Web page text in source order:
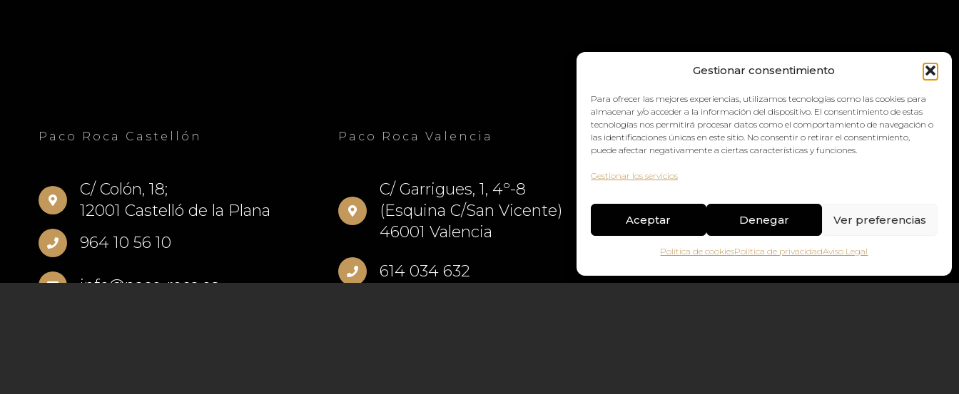
Gestionar consentimiento
Para ofrecer las mejores experiencias, utilizamos tecnologías como las cookies para
almacenar y/o acceder a la información del dispositivo. El consentimiento de estas
tecnologías nos permitirá procesar datos como el comportamiento de navegación o
las identificaciones únicas en este sitio. No consentir o retirar el consentimiento,
puede afectar negativamente a ciertas características y funciones.
Gestionar los servicios
Aceptar Denegar Ver preferencias
Política de cookiesPolítica de privacidadAviso Legal
Paco Roca Castellón
C/ Colón, 18;
12001 Castelló de la Plana
964 10 56 10
info@paco-roca.es
Paco Roca Valencia
C/ Garrigues, 1, 4º-8
(Esquina C/San Vicente)
46001 Valencia
614 034 632
Síguenos en redes sociales
Instagram